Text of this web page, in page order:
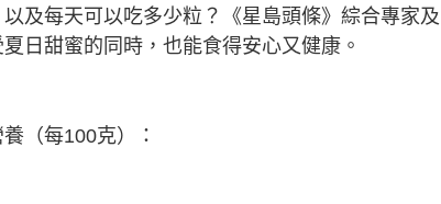
及每天可以吃多少粒？《星島頭條》綜合專家及
日甜蜜的同時，也能食得安心又健康。
（每100克）：